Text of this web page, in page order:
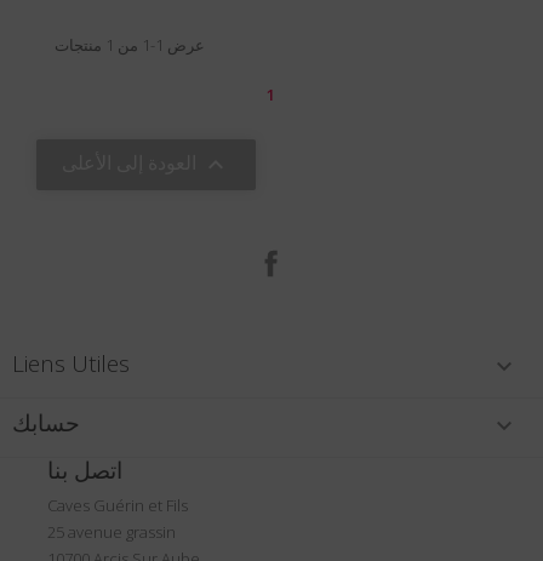
عرض 1-1 من 1 منتجات
1
Liens Utiles 
حسابك 
اتصل بنا
Caves Guérin et Fils
25 avenue grassin